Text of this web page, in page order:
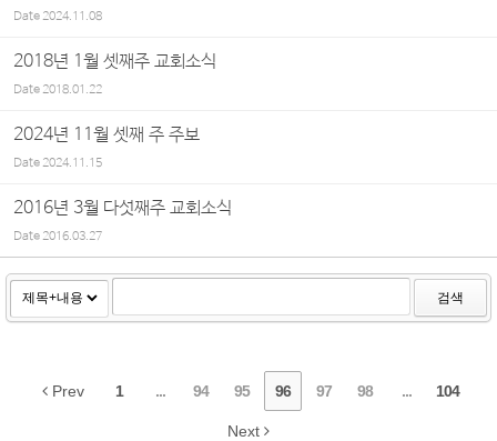
Date2024.11.08
2018년 1월 셋째주 교회소식
Date2018.01.22
2024년 11월 셋째 주 주보
Date2024.11.15
2016년 3월 다섯째주 교회소식
Date2016.03.27
검색
Prev 1 ... 94 95 96 97 98 ... 104
Next